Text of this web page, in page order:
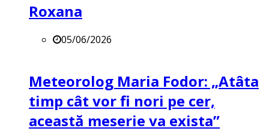
Roxana
05/06/2026
Meteorolog Maria Fodor: „Atâta
timp cât vor fi nori pe cer,
această meserie va exista”